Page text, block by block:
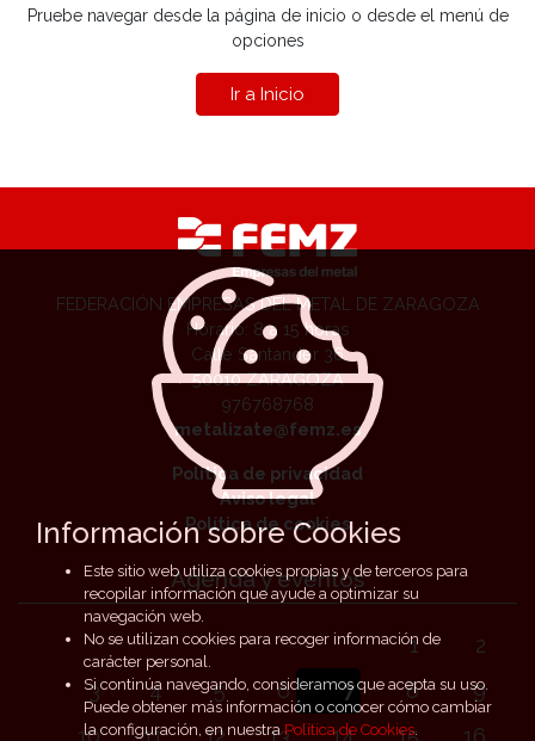
Pruebe navegar desde la página de inicio o desde el menú de
opciones
Ir a Inicio
FEDERACIÓN EMPRESAS DEL METAL DE ZARAGOZA
Horario: 8 a 15 horas
Calle Santander 36
50010 ZARAGOZA
976768768
metalizate@femz.es
Política de privacidad
Aviso legal
Política de cookies
Agenda y eventos
1
2
3
4 5 6 7 8
9
Información sobre Cookies
Este sitio web utiliza cookies propias y de terceros para
recopilar información que ayude a optimizar su
navegación web.
No se utilizan cookies para recoger información de
carácter personal.
Si continúa navegando, consideramos que acepta su uso.
Puede obtener más información o conocer cómo cambiar
la configuración, en nuestraPolítica de Cookies.